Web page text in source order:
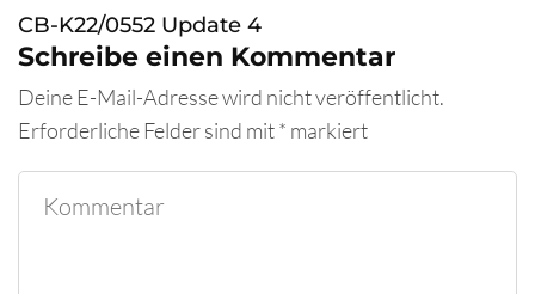
CB-K22/0552 Update 4
Schreibe einen Kommentar
Deine E-Mail-Adresse wird nicht veröffentlicht.
Erforderliche Felder sind mit* markiert